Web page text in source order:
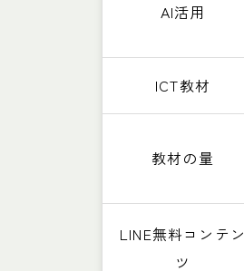
AI活用
ICT教材
教材の量
LINE無料コンテン
ツ